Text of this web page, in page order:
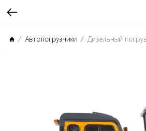
Автопогрузчики